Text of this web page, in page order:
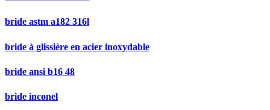
bride astm a182 316l
bride à glissière en acier inoxydable
bride ansi b16 48
bride inconel